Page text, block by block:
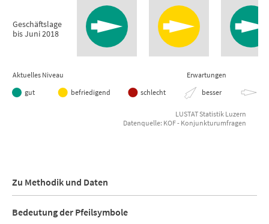
Geschäftslage
bis Juni 2018
Aktuelles Niveau
Erwartungen
gut
befriedigend schlecht besser
LUSTAT Statistik Luzern
Datenquelle: KOF - Konjunkturumfragen
Zu Methodik und Daten
Bedeutung der Pfeilsymbole